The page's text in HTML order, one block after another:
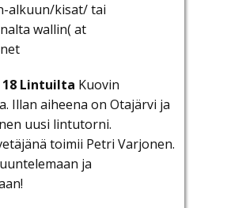
alkuun/kisat/ tai
wallin( at
18 Lintuilta Kuovin
Illan aiheena on Otajärvi ja
uusi lintutorni.
toimii Petri Varjonen.
ja